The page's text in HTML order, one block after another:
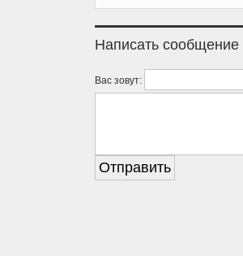
Написать сообщение
Вас зовут: